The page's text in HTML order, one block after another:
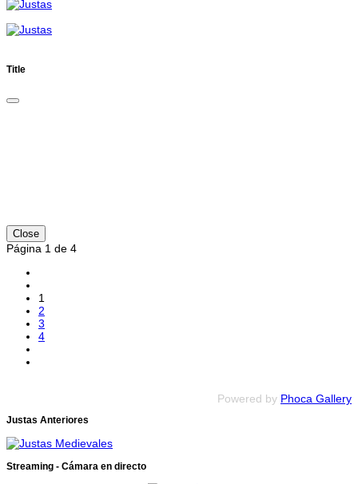
Title
Close
Página 1 de 4
1
2
3
4
Powered by Phoca Gallery
Justas Anteriores
Streaming - Cámara en directo